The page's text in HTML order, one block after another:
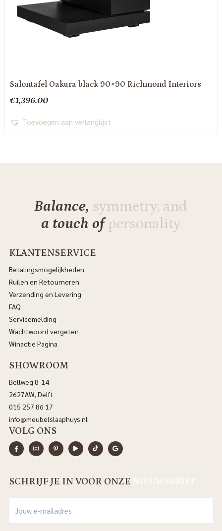
Salontafel Oakura black 90×90 Richmond Interiors
€1,396.00
Toevoegen aan verlanglijst
Balance, symmetry, and
a touch ofpersonality
KLANTENSERVICE
Betalingsmogelijkheden
Ruilen en Retourneren
Verzending en Levering
FAQ
Servicemelding
Wachtwoord vergeten
Winactie Pagina
SHOWROOM
Bellweg 8-14
2627AW, Delft
015 257 86 17
info@meubelslaaphuys.nl
VOLG ONS
SCHRIJF JE IN VOOR ONZE NIEUWSBRIEF